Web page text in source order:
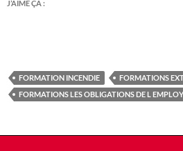
J’AIME ÇA :
FORMATION INCENDIE
FORMATIONS
FORMATIONS LES OBLIGATIONS DE L